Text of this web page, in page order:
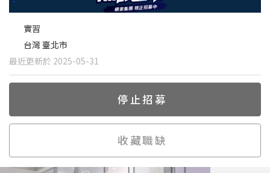
實習
台灣 臺北市
最近更新於 2025-05-31
停止招募
收藏職缺